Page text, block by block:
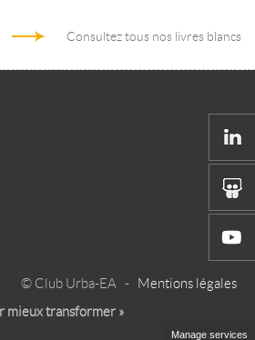
Consultez tous nos livres blancs
© Club Urba-EA -
Mentions légales
mieux transformer »
Manage services